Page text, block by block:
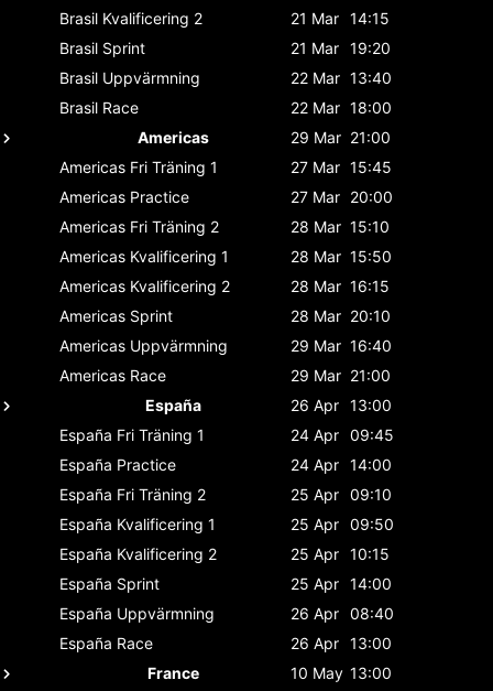
Brasil Kvalificering 2 21 Mar 14:15
Brasil Sprint 21 Mar 19:20
Brasil Uppvärmning 22 Mar 13:40
Brasil Race 22 Mar 18:00
Americas
29 Mar 21:00
Americas Fri Träning 1 27 Mar 15:45
Americas Practice 27 Mar 20:00
Americas Fri Träning 2 28 Mar 15:10
Americas Kvalificering 1 28 Mar 15:50
Americas Kvalificering 2 28 Mar 16:15
Americas Sprint 28 Mar 20:10
Americas Uppvärmning 29 Mar 16:40
Americas Race 29 Mar 21:00
España
26 Apr 13:00
España Fri Träning 1 24 Apr 09:45
España Practice 24 Apr 14:00
España Fri Träning 2 25 Apr 09:10
España Kvalificering 1 25 Apr 09:50
España Kvalificering 2 25 Apr 10:15
España Sprint 25 Apr 14:00
España Uppvärmning 26 Apr 08:40
España Race 26 Apr 13:00
France
10 May 13:00